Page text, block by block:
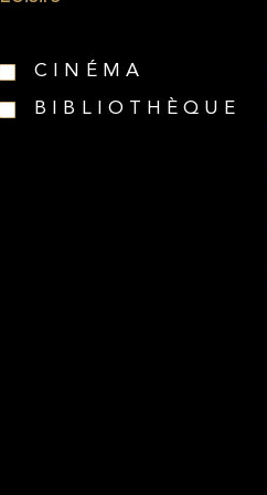
CINÉMA
BIBLIOTHÈQUE